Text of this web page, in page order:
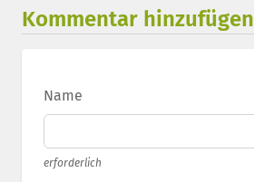
Kommentar hinzufügen
Name
erforderlich